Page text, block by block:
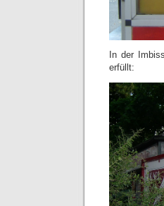
In der
erfüllt: